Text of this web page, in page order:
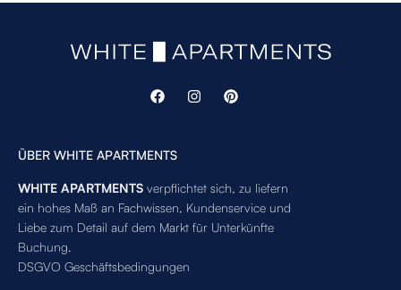
ÜBER WHITE APARTMENTS
WHITE APARTMENTS verpflichtet sich, zu liefern
ein hohes Maß an Fachwissen, Kundenservice und
Liebe zum Detail auf dem Markt für Unterkünfte
Buchung.
DSGVO Geschäftsbedingungen